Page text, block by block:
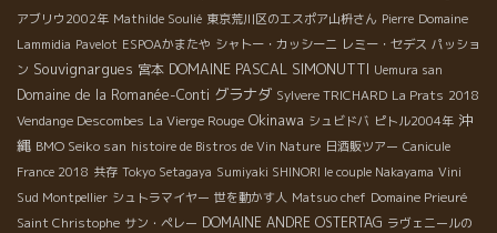
アブリウ2002年 Mathilde Soulié 東京荒川区のエスポア山枡さん Pierre Domaine
Lammidia Pavelot ESPOAかまたや シャトー・カッシーニ レミー・セデス パッショ
ン Souvignargues 宮本 DOMAINE PASCAL SIMONUTTI Uemura san
Domaine de la Romanée-Conti グラナダ Sylvere TRICHARD La Prats 2018
Vendange Descombes La Vierge Rouge Okinawa シュビドバ ピトル2004年 沖
縄 BMO Seiko san histoire de Bistros de Vin Nature 日酒販ツアー Canicule
France 2018 共存 Tokyo Setagaya Sumiyaki SHINORI le couple Nakayama Vini
Sud Montpellier シュトラマイヤー 世を動かす人 Matsuo chef Domaine Prieuré
Saint Christophe サン・ペレー DOMAINE ANDRE OSTERTAG ラヴェニールの